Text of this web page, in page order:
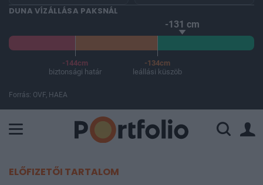
DUNA VÍZÁLLÁSA PAKSNÁL
-131 cm
-144cm
biztonsági határ
-134cm
leállási küszöb
Forrás: OVF, HAEA
ELŐFIZETŐI TARTALOM